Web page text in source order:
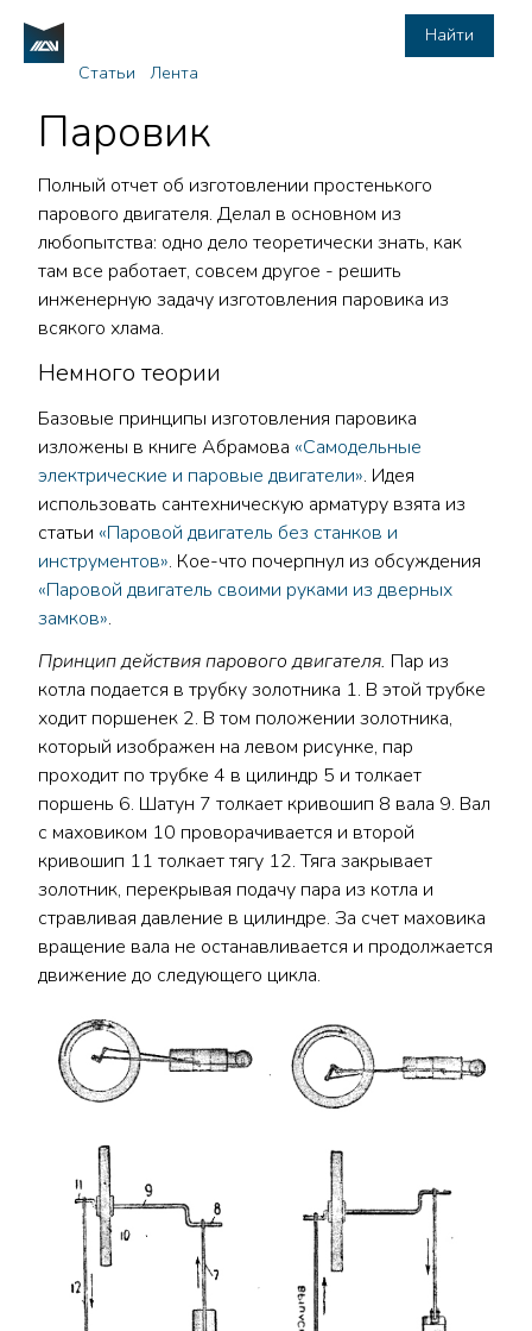
Найти
Статьи
Лента
Паровик
Полный отчет об изготовлении простенького
парового двигателя. Делал в основном из
любопытства: одно дело теоретически знать, как
там все работает, совсем другое - решить
инженерную задачу изготовления паровика из
всякого хлама.
Немного теории
Базовые принципы изготовления паровика
изложены в книге Абрамова «Самодельные
электрические и паровые двигатели». Идея
использовать сантехническую арматуру взята из
статьи «Паровой двигатель без станков и
инструментов». Кое-что почерпнул из обсуждения
«Паровой двигатель своими руками из дверных
замков».
Принцип действия парового двигателя. Пар из
котла подается в трубку золотника 1. В этой трубке
ходит поршенек 2. В том положении золотника,
который изображен на левом рисунке, пар
проходит по трубке 4 в цилиндр 5 и толкает
поршень 6. Шатун 7 толкает кривошип 8 вала 9. Вал
с маховиком 10 проворачивается и второй
кривошип 11 толкает тягу 12. Тяга закрывает
золотник, перекрывая подачу пара из котла и
стравливая давление в цилиндре. За счет маховика
вращение вала не останавливается и продолжается
движение до следующего цикла.